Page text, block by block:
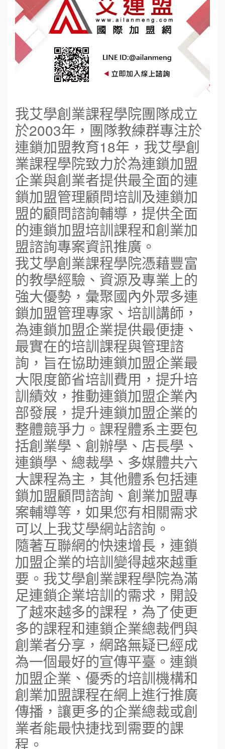
我艾學創業課程學院團隊成立
於2003年，團隊教練群專注於
連鎖加盟教育18年，我艾學創
業課程學院致力於為連鎖加盟
企業與創業者提供最全面的連
鎖加盟管理顧問培訓及連鎖加
盟的顧問諮詢輔導，提供全面
的連鎖加盟培訓課程和創業加
盟諮詢專案資訊推廣。
我艾學創業課程學院憑藉豐富
的教學經驗、資源及專業上的
強大優勢，彙聚國內外眾多連
鎖加盟管理專家、培訓講師，
為連鎖加盟企業提供最便捷、
最實在的培訓課程與管理諮
詢，旨在協助連鎖加盟企業最
大限度節省培訓費用，提升培
訓績效，推動連鎖加盟企業內
部發展，提升連鎖加盟企業的
整體競爭力。課程體系主要包
括創業學、創辦學、店長學、
連鎖學、總裁學、多媒體共六
大課程為主，其他體系包括連
鎖加盟顧問諮詢、創業加盟專
案輔導等，如果您有相關需求
可以上我艾學網站諮詢。
隨著互聯網的快速增長，連鎖
加盟企業的培訓變得越來越重
要。我艾學創業課程學院為滿
足連鎖企業培訓的需求，開設
了越來越多的課程，為了使更
多的課程和連鎖企業總裁們與
創業者分享，網路無疑已經成
為一個最好的宣傳平臺。連鎖
加盟企業、優秀的培訓機構和
創業加盟課程在網上進行推廣
傳播，讓更多的企業總裁或創
業者能最快捷找到需要的課
程。